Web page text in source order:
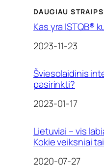
DAUGIAU
Kas yra ISTQB®
Date
2023-11-23
Šviesolaidinis
pasirinkti?
Date
2023-01-17
Lietuviai – vis
Kokie veiksniai
Date
2020-07-27